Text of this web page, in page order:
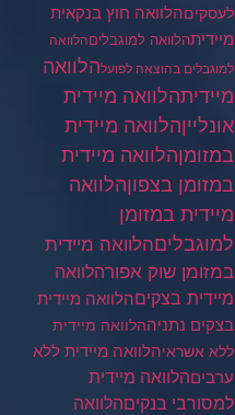
לעסקיםהלוואה חוץ בנקאית
מיידיתהלוואה למוגבליםהלוואה
למוגבלים בהוצאה לפועלהלוואה
מיידיתהלוואה מיידית
אונלייןהלוואה מיידית
במזומןהלוואה מיידית
במזומן בצפוןהלוואה
מיידית במזומן
למוגבליםהלוואה מיידית
במזומן שוק אפורהלוואה
מיידית בצקיםהלוואה מיידית
בצקים נתניההלוואה מיידית
ללא אשראיהלוואה מיידית ללא
ערביםהלוואה מיידית
למסורבי בנקיםהלוואה